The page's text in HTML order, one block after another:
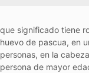
que significado tiene
huevo de pascua, en
personas, en la
persona de mayor